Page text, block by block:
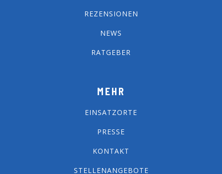
REZENSIONEN
NEWS
RATGEBER
MEHR
EINSATZORTE
PRESSE
KONTAKT
STELLENANGEBOTE